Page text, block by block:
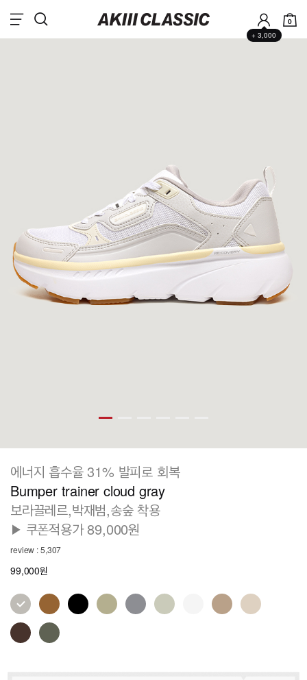
+ 3,000
0
에너지 흡수율 31% 발피로 회복
Bumper trainer cloud gray
보라끌레르,박재범,송숲 착용
▶ 쿠폰적용가 89,000원
review : 5,307
99,000원